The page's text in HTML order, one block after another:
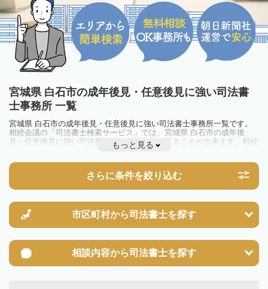
宮城県 白石市の成年後見・任意後見に強い司法書
士事務所 一覧
宮城県 白石市の成年後見・任意後見に強い司法書士事務所一覧です。
相続会議の「司法書士検索サービス」では、宮城県 白石市の成年後
見・任意後見に強い司法書士事務所を一覧で見ることが出来ます。相続
のトラブルやお悩みを抱えている方は一度近隣の司法書士に相談してみ
もっと見る
さらに条件を絞り込む
市区町村から司法書士を探す
相談内容から司法書士を探す